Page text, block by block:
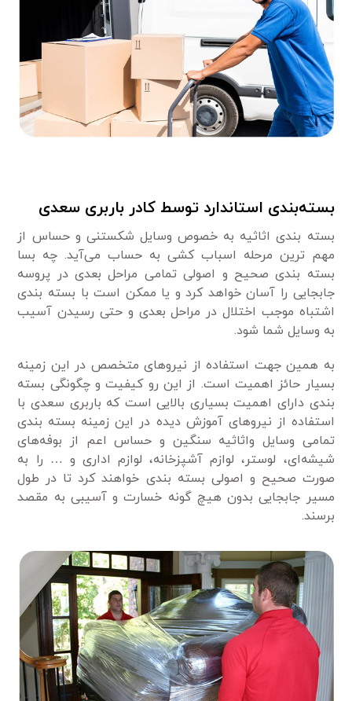
بسته‌بندی استاندارد توسط کادر باربری سعدی
بسته بندی اثاثیه به خصوص وسایل شکستنی و حساس از
مهم ترین مرحله اسباب کشی به حساب می‌آید. چه بسا
بسته بندی صحیح و اصولی تمامی مراحل بعدی در پروسه
جابجایی را آسان خواهد کرد و یا ممکن است با بسته بندی
اشتباه موجب اختلال در مراحل بعدی و حتی رسیدن آسیب
به وسایل شما شود.
به همین جهت استفاده از نیروهای متخصص در این زمینه
بسیار حائز اهمیت است. از این رو کیفیت و چگونگی بسته
بندی دارای اهمیت بسیاری بالایی است که باربری سعدی با
استفاده از نیروهای آموزش دیده در این زمینه بسته بندی
تمامی وسایل واثاثیه سنگین و حساس اعم از بوفه‌های
شیشه‌ای، لوستر، لوازم آشپزخانه، لوازم اداری و … را به
صورت صحیح و اصولی بسته بندی خواهند کرد تا در طول
مسیر جابجایی بدون هیچ گونه خسارت و آسیبی به مقصد
برسند.